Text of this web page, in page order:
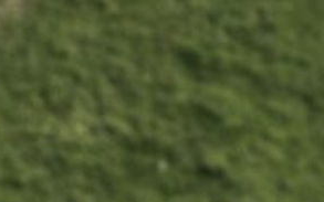
Nabídka nemovitostí
Kontakt
Napište mi zprávu